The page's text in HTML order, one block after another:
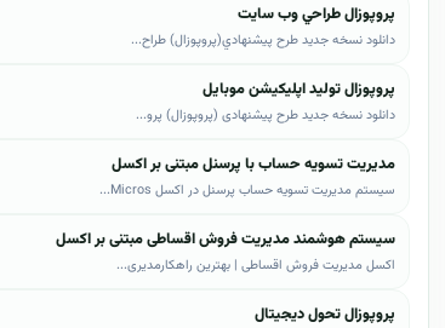
پروپوزال طراحي وب سايت
دانلود نسخه جدید طرح پيشنهادي(پروپوزال) طراح...
پروپوزال تولید اپلیکیشن موبایل
دانلود نسخه جدید طرح پیشنهادی (پروپوزال) پرو...
مدیریت تسویه حساب با پرسنل مبتنی بر اکسل
سیستم مدیریت تسویه حساب پرسنل در اکسل Micros...
سیستم هوشمند مدیریت فروش اقساطی مبتنی بر اکسل
اکسل مدیریت فروش اقساطی | بهترین راهکارمدیری...
پروپوزال تحول دیجیتال